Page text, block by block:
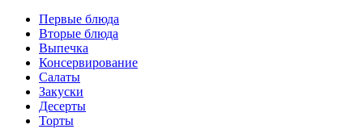
Первые блюда
Вторые блюда
Выпечка
Консервирование
Салаты
Закуски
Десерты
Торты